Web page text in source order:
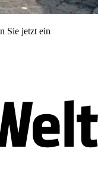
Sie jetzt ein